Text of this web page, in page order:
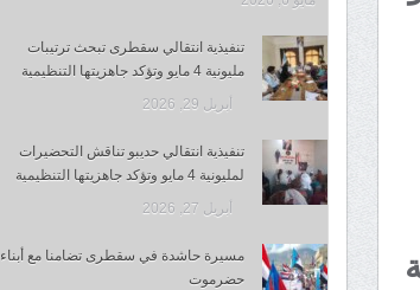
تنفيذية انتقالي سقطرى تبحث ترتيبات
مليونية 4 مايو وتؤكد جاهزيتها التنظيمية
أبريل 29, 2026
تنفيذية انتقالي حديبو تناقش التحضيرات
لمليونية 4 مايو وتؤكد جاهزيتها التنظيمية
أبريل 27, 2026
مسيرة حاشدة في سقطرى تضامنا مع أبناء
حضرموت